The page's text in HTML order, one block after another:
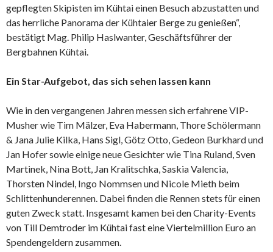
gepflegten Skipisten im Kühtai einen Besuch abzustatten und
das herrliche Panorama der Kühtaier Berge zu genießen“,
bestätigt Mag. Philip Haslwanter, Geschäftsführer der
Bergbahnen Kühtai.
Ein Star-Aufgebot, das sich sehen lassen kann
Wie in den vergangenen Jahren messen sich erfahrene VIP-
Musher wie Tim Mälzer, Eva Habermann, Thore Schölermann
& Jana Julie Kilka, Hans Sigl, Götz Otto, Gedeon Burkhard und
Jan Hofer sowie einige neue Gesichter wie Tina Ruland, Sven
Martinek, Nina Bott, Jan Kralitschka, Saskia Valencia,
Thorsten Nindel, Ingo Nommsen und Nicole Mieth beim
Schlittenhunderennen. Dabei finden die Rennen stets für einen
guten Zweck statt. Insgesamt kamen bei den Charity-Events
von Till Demtroder im Kühtai fast eine Viertelmillion Euro an
Spendengeldern zusammen.